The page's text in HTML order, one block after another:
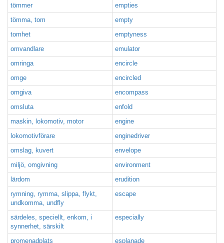
tömmer
empties
tömma, tom
empty
tomhet
emptyness
omvandlare
emulator
omringa
encircle
omge
encircled
omgiva
encompass
omsluta
enfold
maskin, lokomotiv, motor
engine
lokomotivförare
enginedriver
omslag, kuvert
envelope
miljö, omgivning
environment
lärdom
erudition
rymning, rymma, slippa, flykt,
undkomma, undfly
escape
särdeles, speciellt, enkom, i
synnerhet, särskilt
especially
promenadplats esplanade